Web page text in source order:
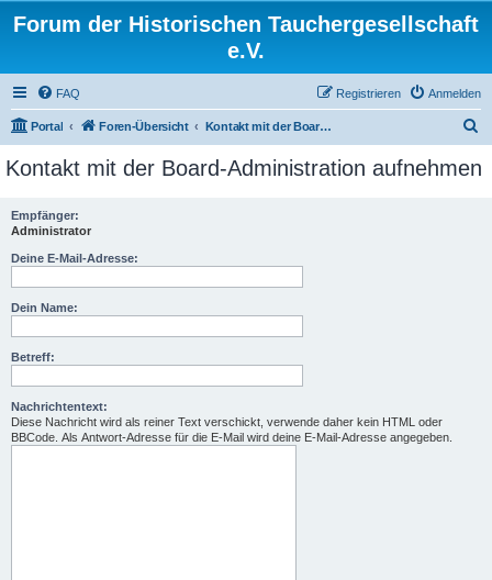
Forum der Historischen Tauchergesellschaft
e.V.
FAQ Anmelden
Registrieren
Portal Foren-Übersicht Kontakt mit der Board-Administration aufnehmen
c
Kontakt mit der Board-Administration aufnehmen
Empfänger:
Administrator
Deine E-Mail-Adresse:
Dein Name:
Betreff:
Nachrichtentext:
Diese Nachricht wird als reiner Text verschickt, verwende daher kein HTML oder
BBCode. Als Antwort-Adresse für die E-Mail wird deine E-Mail-Adresse angegeben.